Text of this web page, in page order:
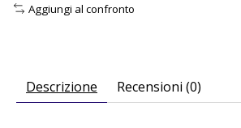
Aggiungi al confronto
Descrizione Recensioni (0)